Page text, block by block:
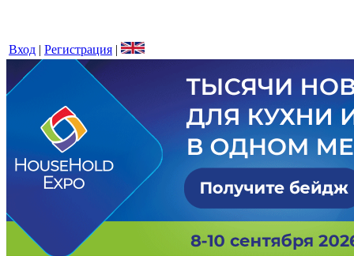
Вход | Регистрация |